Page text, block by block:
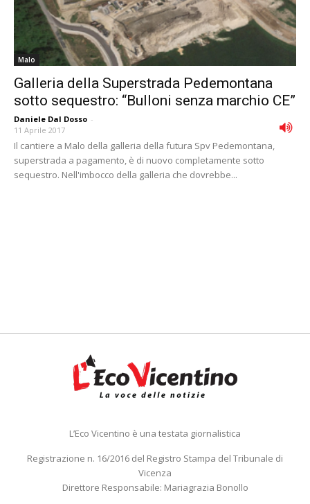
Malo
Galleria della Superstrada Pedemontana
sotto sequestro: “Bulloni senza marchio CE”
Daniele Dal Dosso -
11 Aprile 2017
Il cantiere a Malo della galleria della futura Spv Pedemontana,
superstrada a pagamento, è di nuovo completamente sotto
sequestro. Nell'imbocco della galleria che dovrebbe...
L’Eco Vicentino è una testata giornalistica
Registrazione n. 16/2016 del Registro Stampa del Tribunale di
Vicenza
Direttore Responsabile: Mariagrazia Bonollo